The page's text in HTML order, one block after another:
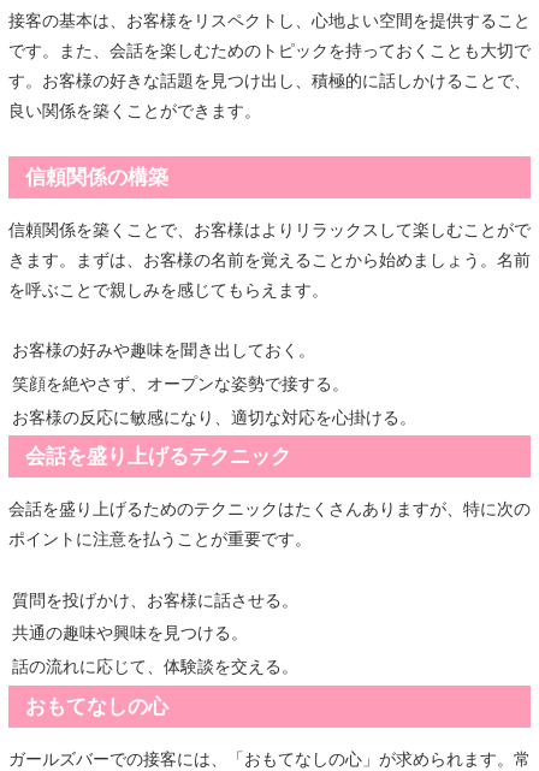
接客の基本は、お客様をリスペクトし、心地よい空間を提供すること
です。また、会話を楽しむためのトピックを持っておくことも大切で
す。お客様の好きな話題を見つけ出し、積極的に話しかけることで、
良い関係を築くことができます。
信頼関係の構築
信頼関係を築くことで、お客様はよりリラックスして楽しむことがで
きます。まずは、お客様の名前を覚えることから始めましょう。名前
を呼ぶことで親しみを感じてもらえます。
お客様の好みや趣味を聞き出しておく。
笑顔を絶やさず、オープンな姿勢で接する。
お客様の反応に敏感になり、適切な対応を心掛ける。
会話を盛り上げるテクニック
会話を盛り上げるためのテクニックはたくさんありますが、特に次の
ポイントに注意を払うことが重要です。
質問を投げかけ、お客様に話させる。
共通の趣味や興味を見つける。
話の流れに応じて、体験談を交える。
おもてなしの心
ガールズバーでの接客には、「おもてなしの心」が求められます。常